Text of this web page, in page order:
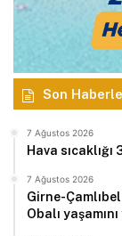
Son
7 Ağustos 2026
Hava
7 Ağustos 2026
Girne-
Obalı